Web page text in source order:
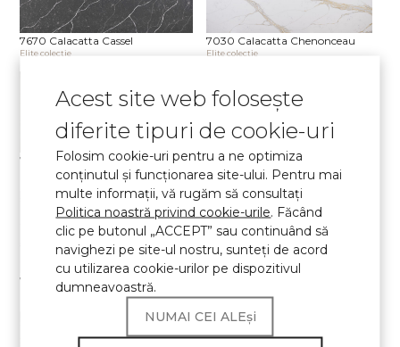
7670 Calacatta Cassel
Elite сolecţie
7030 Calacatta Chenonceau
Elite сolecţie
7540 Calacatta Concorde
Elite сolecţie
7400 Calacatta Dauphine
Elite сolecţie
7000 Calacatta Eno
Elite сolecţie
7700 Calacatta Marseille
Acest site web folosește
diferite tipuri de cookie-uri
Folosim cookie-uri pentru a ne optimiza
conținutul și funcționarea site-ului. Pentru mai
multe informații, vă rugăm să consultați
Politica noastră privind cookie-urile. Făcând
clic pe butonul „ACCEPT” sau continuând să
navighezi pe site-ul nostru, sunteţi de acord
cu utilizarea cookie-urilor pe dispozitivul
dumneavoastră.
NUMAI CEI ALEși